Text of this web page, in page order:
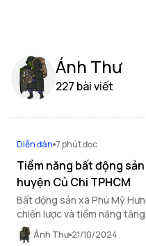
Ánh Thư
227 bài viết
Diễn đàn 7 phút đọc
Tiềm năng bất động
huyện Củ Chi TPHCM
Bất động sản xã Phú Mỹ
chiến lược và tiềm năng
những nhà đầu tư dám nghĩ
Ánh Thư 21/10/2024